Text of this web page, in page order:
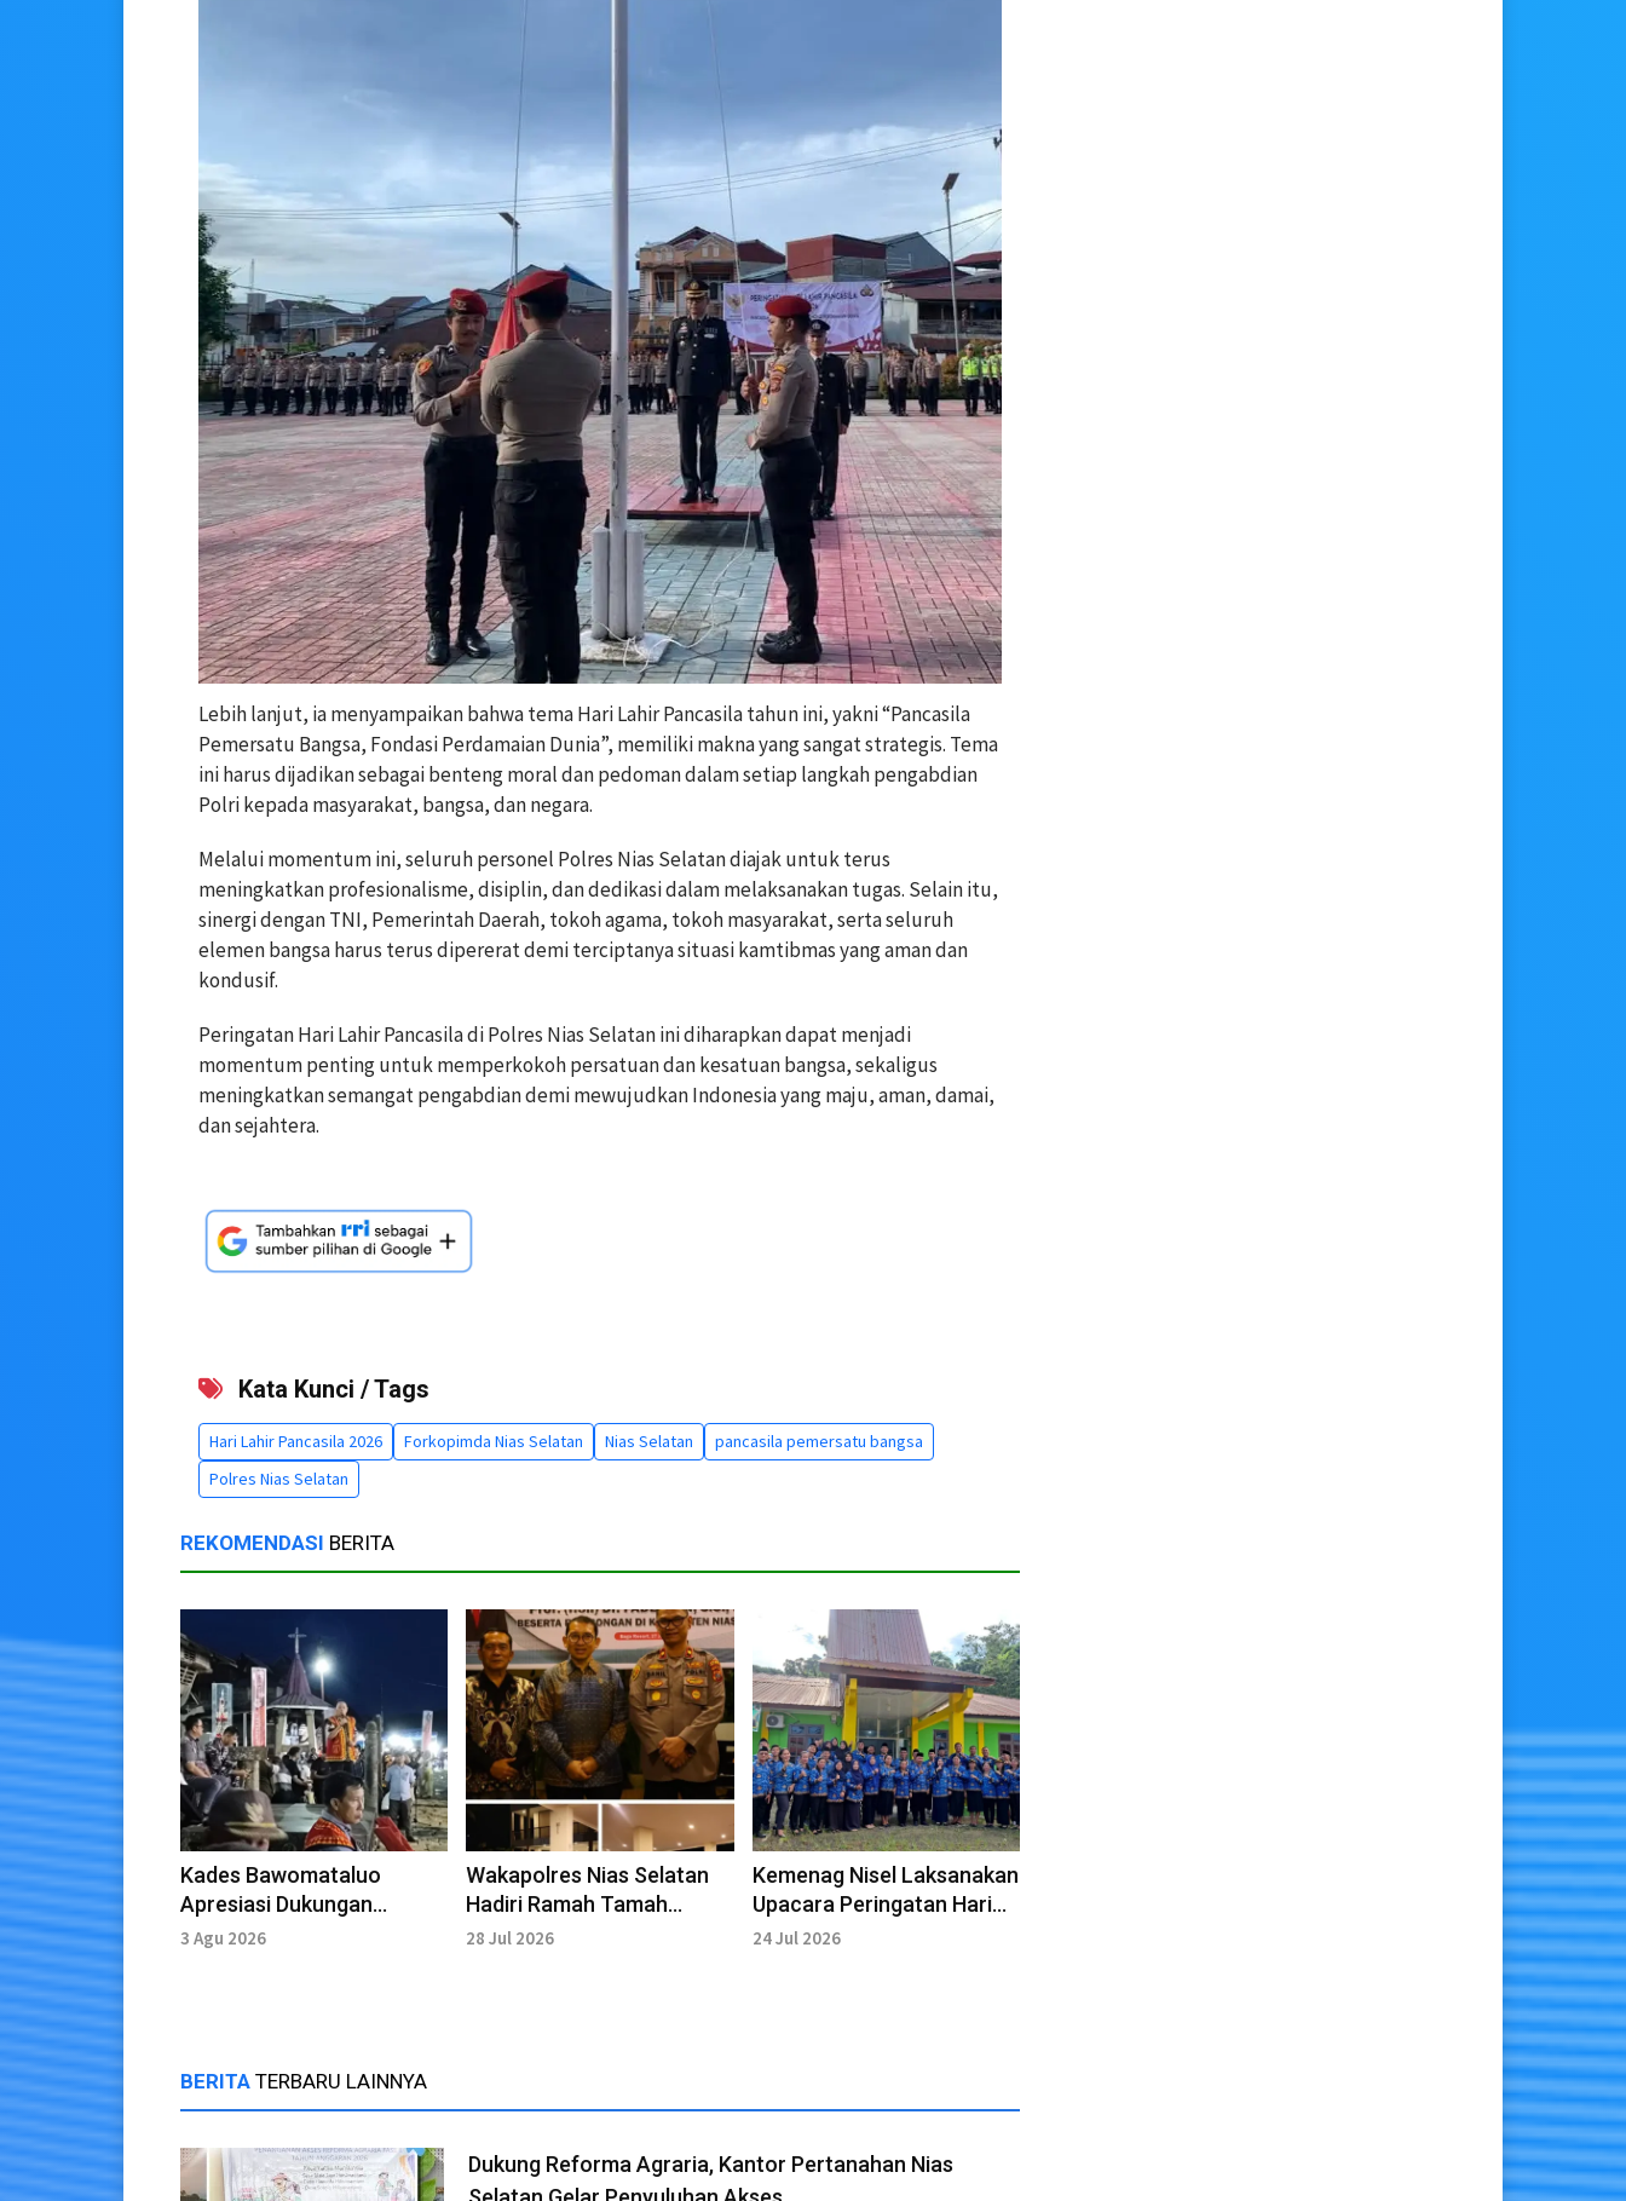
Lebih lanjut, ia menyampaikan bahwa tema Hari Lahir Pancasila tahun ini, yakni “Pancasila
Pemersatu Bangsa, Fondasi Perdamaian Dunia”, memiliki makna yang sangat strategis. Tema
ini harus dijadikan sebagai benteng moral dan pedoman dalam setiap langkah pengabdian
Polri kepada masyarakat, bangsa, dan negara.
Melalui momentum ini, seluruh personel Polres Nias Selatan diajak untuk terus
meningkatkan profesionalisme, disiplin, dan dedikasi dalam melaksanakan tugas. Selain itu,
sinergi dengan TNI, Pemerintah Daerah, tokoh agama, tokoh masyarakat, serta seluruh
elemen bangsa harus terus dipererat demi terciptanya situasi kamtibmas yang aman dan
kondusif.
Peringatan Hari Lahir Pancasila di Polres Nias Selatan ini diharapkan dapat menjadi
momentum penting untuk memperkokoh persatuan dan kesatuan bangsa, sekaligus
meningkatkan semangat pengabdian demi mewujudkan Indonesia yang maju, aman, damai,
dan sejahtera.
Kata Kunci / Tags
Hari Lahir Pancasila 2026 Forkopimda Nias Selatan Nias Selatan
pancasila pemersatu bangsa
Polres Nias Selatan
REKOMENDASI BERITA
Kades Bawomataluo
Apresiasi Dukungan
Pemerintah Terhadap
3 Agu 2026
Wakapolres Nias Selatan
Hadiri Ramah Tamah
Menteri Kebudayaan
28 Jul 2026
Kemenag Nisel Laksanakan
Upacara Peringatan Hari
Anak ke-42
24 Jul 2026
BERITA TERBARU LAINNYA
Dukung Reforma Agraria, Kantor Pertanahan Nias